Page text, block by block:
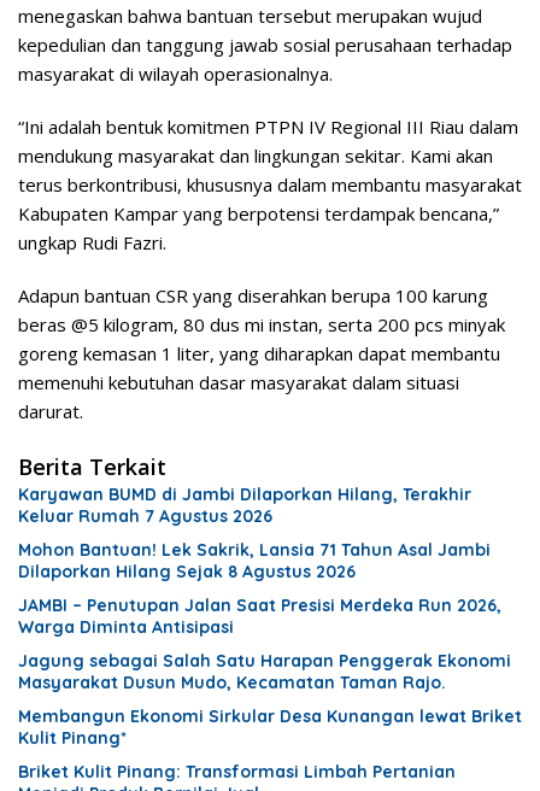
menegaskan bahwa bantuan tersebut merupakan wujud
kepedulian dan tanggung jawab sosial perusahaan terhadap
masyarakat di wilayah operasionalnya.
“Ini adalah bentuk komitmen PTPN IV Regional III Riau dalam
mendukung masyarakat dan lingkungan sekitar. Kami akan
terus berkontribusi, khususnya dalam membantu masyarakat
Kabupaten Kampar yang berpotensi terdampak bencana,”
ungkap Rudi Fazri.
Adapun bantuan CSR yang diserahkan berupa 100 karung
beras @5 kilogram, 80 dus mi instan, serta 200 pcs minyak
goreng kemasan 1 liter, yang diharapkan dapat membantu
memenuhi kebutuhan dasar masyarakat dalam situasi
darurat.
Berita Terkait
Karyawan BUMD di Jambi Dilaporkan Hilang, Terakhir
Keluar Rumah 7 Agustus 2026
Mohon Bantuan! Lek Sakrik, Lansia 71 Tahun Asal Jambi
Dilaporkan Hilang Sejak 8 Agustus 2026
JAMBI – Penutupan Jalan Saat Presisi Merdeka Run 2026,
Warga Diminta Antisipasi
Jagung sebagai Salah Satu Harapan Penggerak Ekonomi
Masyarakat Dusun Mudo, Kecamatan Taman Rajo.
Membangun Ekonomi Sirkular Desa Kunangan lewat Briket
Kulit Pinang*
Briket Kulit Pinang: Transformasi Limbah Pertanian